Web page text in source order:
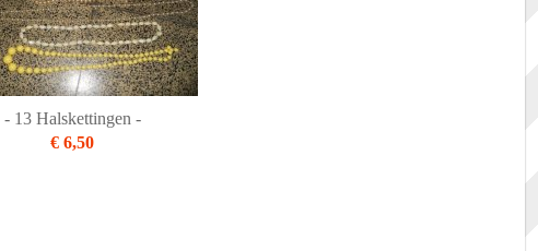
- 13 Halskettingen -
€ 6,50